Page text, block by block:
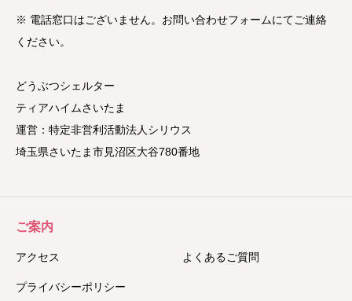
※ 電話窓口はございません。お問い合わせフォームにてご連絡
ください。
どうぶつシェルター
ティアハイムさいたま
運営：特定非営利活動法人シリウス
埼玉県さいたま市見沼区大谷780番地
ご案内
アクセス よくあるご質問
プライバシーポリシー